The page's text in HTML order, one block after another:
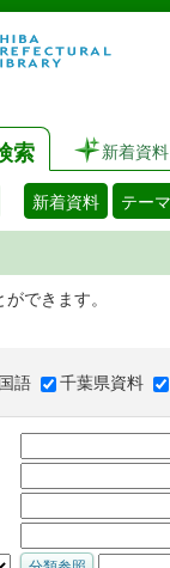
索 新着資料
新着資料 テー
できます。
語 千葉県資料